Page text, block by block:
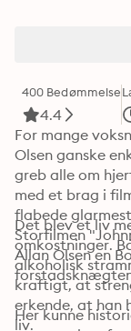
400 Bedømmelse
4.4
For mange
Olsen ganske
greb alle om
med et brag i
flabede
Storfilmen
Allan Olsen en
Det blev et liv
omkostninger.
alkoholisk
kraftigt, at
erkende, at han
liv.
Her kunne